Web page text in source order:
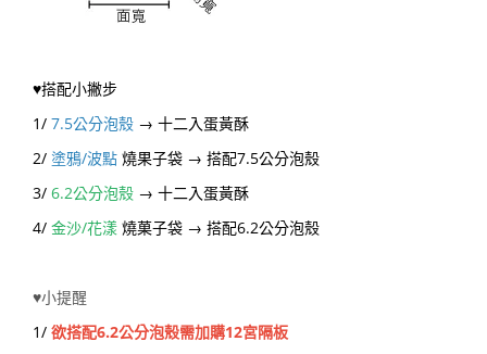
♥搭配小撇步
1/ 7.5公分泡殼 → 十二入蛋黃酥
2/ 塗鴉/波點 燒果子袋 → 搭配7.5公分泡殼
3/ 6.2公分泡殼 → 十二入蛋黃酥
4/ 金沙/花漾 燒菓子袋 → 搭配6.2公分泡殼
♥小提醒
1/ 欲搭配6.2公分泡殼需加購12宮隔板